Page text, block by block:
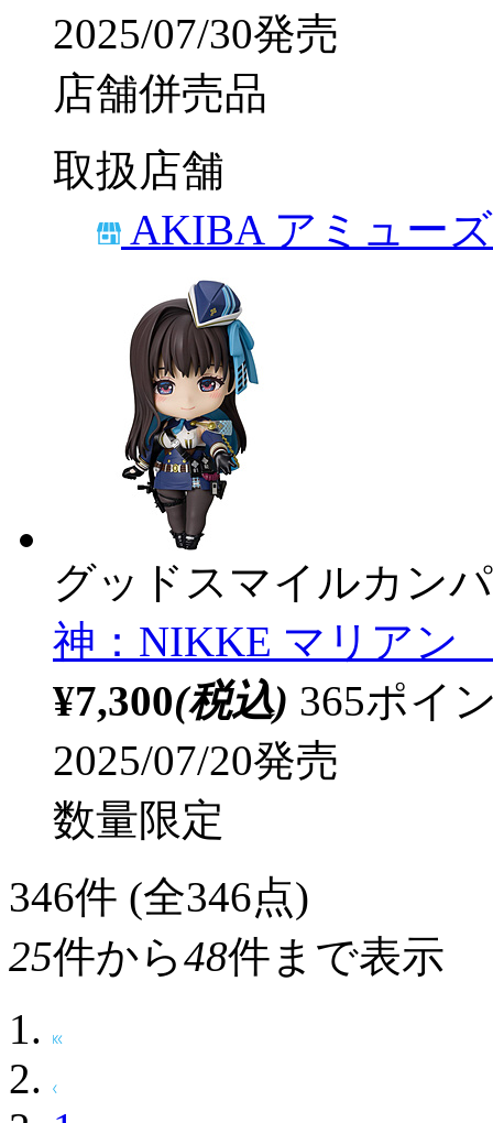
2025/07/30発売
店舗併売品
取扱店舗
AKIBA アミュー
グッドスマイルカン
神：NIKKE マリアン
¥7,300(税込) 365ポイ
2025/07/20発売
数量限定
346件 (全346点)
25件から48件まで表示